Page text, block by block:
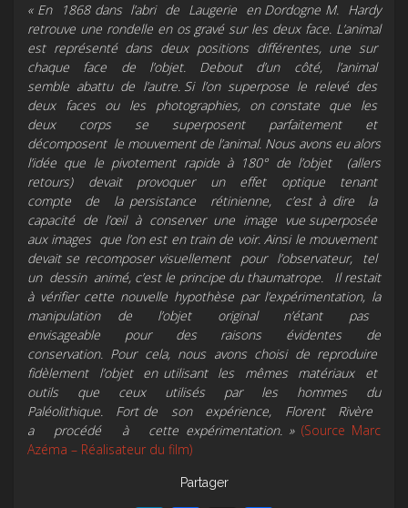
« En 1868 dans l’abri de Laugerie en Dordogne M. Hardy
retrouve une rondelle en os gravé sur les deux face. L’animal
est représenté dans deux positions différentes, une sur
chaque face de l’objet. Debout d’un côté, l’animal
semble abattu de l’autre. Si l’on superpose le relevé des
deux faces ou les photographies, on constate que les
deux corps se superposent parfaitement et
décomposent le mouvement de l’animal. Nous avons eu alors
l’idée que le pivotement rapide à 180° de l’objet (allers
retours) devait provoquer un effet optique tenant
compte de la persistance rétinienne, c’est à dire la
capacité de l’œil à conserver une image vue superposée
aux images que l’on est en train de voir. Ainsi le mouvement
devait se recomposer visuellement pour l’observateur, tel
un dessin animé, c’est le principe du thaumatrope. Il restait
à vérifier cette nouvelle hypothèse par l’expérimentation, la
manipulation de l’objet original n’étant pas
envisageable pour des raisons évidentes de
conservation. Pour cela, nous avons choisi de reproduire
fidèlement l’objet en utilisant les mêmes matériaux et
outils que ceux utilisés par les hommes du
Paléolithique. Fort de son expérience, Florent Rivère
a procédé à cette expérimentation. » (Source Marc
Azéma – Réalisateur du film)
Partager